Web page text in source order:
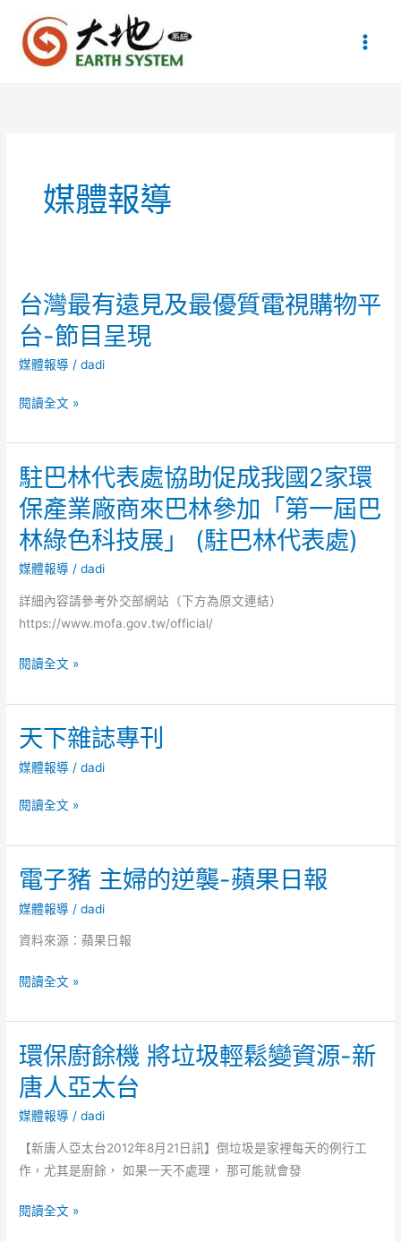
媒體報導
台灣最有遠見及最優質電視購物平
台-節目呈現
媒體報導 /dadi
台
最
有
遠
見
及
質
電
購
台-
節
呈
閱讀全文 »
駐巴林代表處協助促成我國2家環
保產業廠商來巴林參加「第一屆巴
林綠色科技展」 (駐巴林代表處)
媒體報導 /dadi
詳細內容請參考外交部網站（下方為原文連結）
https://www.mofa.gov.tw/official/
駐
林
代
表
處
協
促
成
我
國
2
環
產
業
廠
商
來
林
參
閱讀全文 »
天下雜誌專刊
媒體報導 /dadi
天
雜
誌
專
刊
閱讀全文 »
電子豬 主婦的逆襲-蘋果日報
媒體報導 /dadi
資料來源：蘋果日報
電
豬
主
婦
的
逆
日
閱讀全文 »
環保廚餘機 將垃圾輕鬆變資源-新
唐人亞太台
媒體報導 /dadi
【新唐人亞太台2012年8月21日訊】倒垃圾是家裡每天的例行工
作，尤其是廚餘， 如果一天不處理， 那可能就會發
環
閱讀全文 »